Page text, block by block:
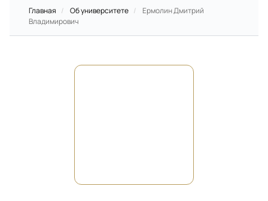
Главная / Об университете /
Ермолин Дмитрий
Владимирович